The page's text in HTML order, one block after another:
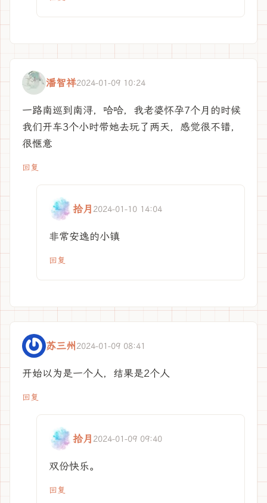
潘智祥2024-01-09 10:24
一路南巡到南浔，哈哈，我老婆怀孕7个月的时候
我们开车3个小时带她去玩了两天，感觉很不错，
很惬意
回复
拾月 2024-01-10 14:04
非常安逸的小镇
回复
苏三州 2024-01-09 08:41
开始以为是一个人，结果是2个人
回复
拾月 2024-01-09 09:40
双份快乐。
回复